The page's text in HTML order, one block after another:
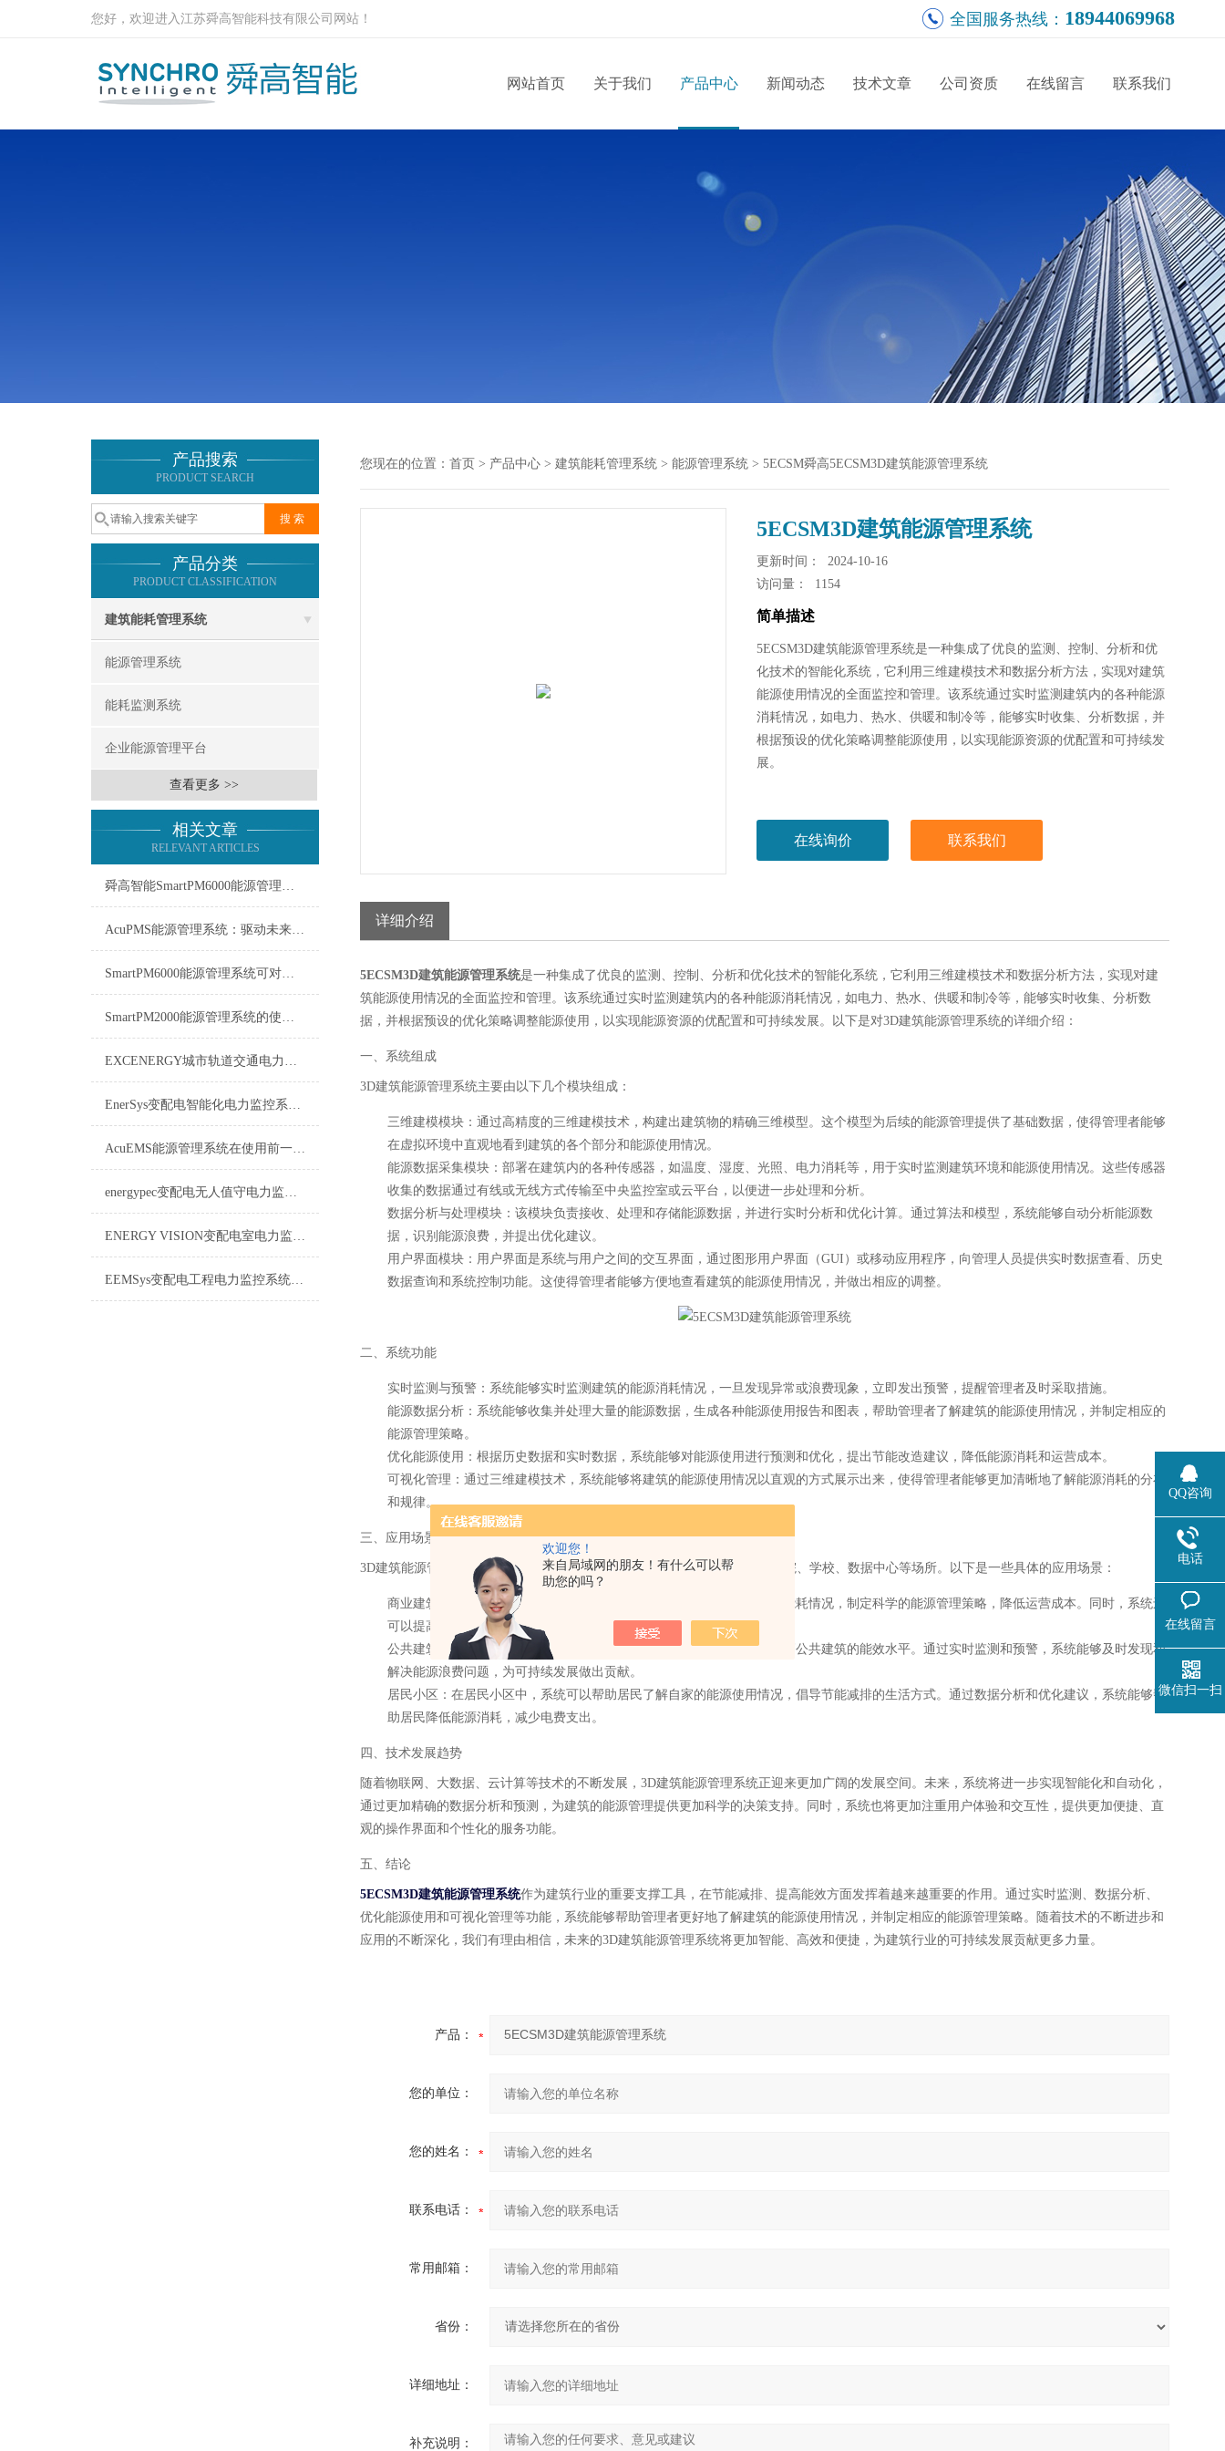
欢迎您！
来自局域网的朋友！有什么可以帮
助您的吗？
您好，欢迎进入江苏舜高智能科技有限公司网站！ 全国服务热线： 18944069968
网站首页 关于我们 产品中心 新闻动态 技术文章 公司资质 在线留言 联系我们
产品搜索
PRODUCT SEARCH
产品分类
PRODUCT CLASSIFICATION
建筑能耗管理系统
能源管理系统
能耗监测系统
企业能源管理平台
查看更多 >>
相关文章
RELEVANT ARTICLES
舜高智能SmartPM6000能源管理系统在肥城市第一中学新校区的应用
AcuPMS能源管理系统：驱动未来能源高效利用的引擎
SmartPM6000能源管理系统可对能源消耗数据进行实时采集
SmartPM2000能源管理系统的使用注意事项
EXCENERGY城市轨道交通电力监控系统工作原理
EnerSys变配电智能化电力监控系统操作使用
AcuEMS能源管理系统在使用前一定要先来了解下这些
energypec变配电无人值守电力监控系统操作使用
ENERGY VISION变配电室电力监控系统维修保养
EEMSys变配电工程电力监控系统：保障电网稳定运行的智能中枢
您现在的位置： 首页 > 产品中心 > 建筑能耗管理系统 > 能源管理系统 > 5ECSM舜高5ECSM3D建筑能源管理系统
5ECSM3D建筑能源管理系统
更新时间： 2024-10-16
访问量： 1154
简单描述
5ECSM3D建筑能源管理系统是一种集成了优良的监测、控制、分析和优
化技术的智能化系统，它利用三维建模技术和数据分析方法，实现对建筑
能源使用情况的全面监控和管理。该系统通过实时监测建筑内的各种能源
消耗情况，如电力、热水、供暖和制冷等，能够实时收集、分析数据，并
根据预设的优化策略调整能源使用，以实现能源资源的优配置和可持续发
展。
在线询价 联系我们
详细介绍
5ECSM3D建筑能源管理系统是一种集成了优良的监测、控制、分析和优化技术的智能化系统，它利用三维建模技术和数据分析方法，实现对建
筑能源使用情况的全面监控和管理。该系统通过实时监测建筑内的各种能源消耗情况，如电力、热水、供暖和制冷等，能够实时收集、分析数
据，并根据预设的优化策略调整能源使用，以实现能源资源的优配置和可持续发展。以下是对3D建筑能源管理系统的详细介绍：
一、系统组成
3D建筑能源管理系统主要由以下几个模块组成：
三维建模模块 ：通过高精度的三维建模技术，构建出建筑物的精确三维模型。这个模型为后续的能源管理提供了基础数据，使得管理者能够
在虚拟环境中直观地看到建筑的各个部分和能源使用情况。
能源数据采集模块 ：部署在建筑内的各种传感器，如温度、湿度、光照、电力消耗等，用于实时监测建筑环境和能源使用情况。这些传感器
收集的数据通过有线或无线方式传输至中央监控室或云平台，以便进一步处理和分析。
数据分析与处理模块 ：该模块负责接收、处理和存储能源数据，并进行实时分析和优化计算。通过算法和模型，系统能够自动分析能源数
据，识别能源浪费，并提出优化建议。
用户界面模块 ：用户界面是系统与用户之间的交互界面，通过图形用户界面（GUI）或移动应用程序，向管理人员提供实时数据查看、历史
数据查询和系统控制功能。这使得管理者能够方便地查看建筑的能源使用情况，并做出相应的调整。
二、系统功能
实时监测与预警 ：系统能够实时监测建筑的能源消耗情况，一旦发现异常或浪费现象，立即发出预警，提醒管理者及时采取措施。
能源数据分析 ：系统能够收集并处理大量的能源数据，生成各种能源使用报告和图表，帮助管理者了解建筑的能源使用情况，并制定相应的
能源管理策略。
优化能源使用 ：根据历史数据和实时数据，系统能够对能源使用进行预测和优化，提出节能改造建议，降低能源消耗和运营成本。
可视化管理 ：通过三维建模技术，系统能够将建筑的能源使用情况以直观的方式展示出来，使得管理者能够更加清晰地了解能源消耗的分布
和规律。
三、应用场景
3D建筑能源管理系统广泛应用于各种建筑类型，包括商业建筑、住宅区、医院、学校、数据中心等场所。以下是一些具体的应用场景：
商业建筑
：在商业建筑中，系统可以帮助物业管理人员实时监控建筑的能耗情况，制定科学的能源管理策略，降低运营成本。同时，系统还
可以提高建筑环境舒适度，提升用户满意度。
公共建筑
：在公共建筑中，系统可以用于政府的节能减排监管工作，提高公共建筑的能效水平。通过实时监测和预警，系统能够及时发现和
解决能源浪费问题，为可持续发展做出贡献。
居民小区 ：在居民小区中，系统可以帮助居民了解自家的能源使用情况，倡导节能减排的生活方式。通过数据分析和优化建议，系统能够帮
助居民降低能源消耗，减少电费支出。
四、技术发展趋势
随着物联网、大数据、云计算等技术的不断发展，3D建筑能源管理系统正迎来更加广阔的发展空间。未来，系统将进一步实现智能化和自动化，
通过更加精确的数据分析和预测，为建筑的能源管理提供更加科学的决策支持。同时，系统也将更加注重用户体验和交互性，提供更加便捷、直
观的操作界面和个性化的服务功能。
五、结论
5ECSM3D建筑能源管理系统作为建筑行业的重要支撑工具，在节能减排、提高能效方面发挥着越来越重要的作用。通过实时监测、数据分析、
优化能源使用和可视化管理等功能，系统能够帮助管理者更好地了解建筑的能源使用情况，并制定相应的能源管理策略。随着技术的不断进步和
应用的不断深化，我们有理由相信，未来的3D建筑能源管理系统将更加智能、高效和便捷，为建筑行业的可持续发展贡献更多力量。
产品：
您的单位：
您的姓名：
联系电话：
常用邮箱：
省份：
详细地址：
补充说明：
QQ咨询
电话
在线留言
微信扫一扫